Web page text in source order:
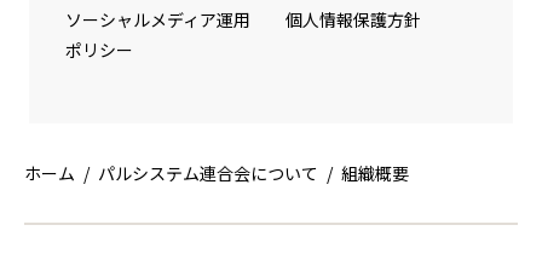
ソーシャルメディア運用
ポリシー
個人情報保護方針
ホーム パルシステム連合会について 組織概要